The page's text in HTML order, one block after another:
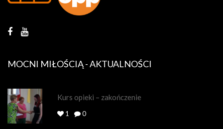
MOCNI MIŁOŚCIĄ - AKTUALNOŚCI
Kurs opieki – zakończenie
1 0